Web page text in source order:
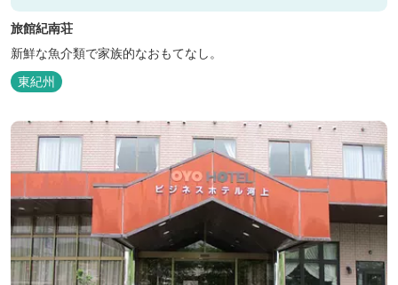
旅館紀南荘
新鮮な魚介類で家族的なおもてなし。
東紀州